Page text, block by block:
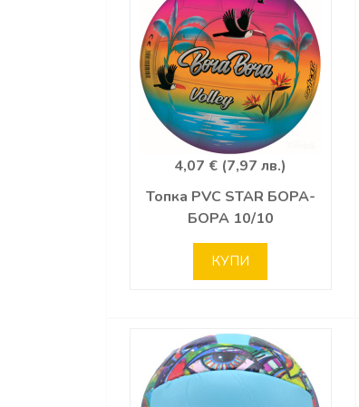
4,07 € (7,97 лв.)
Топка PVC STAR БОРА-
БОРА 10/10
КУПИ